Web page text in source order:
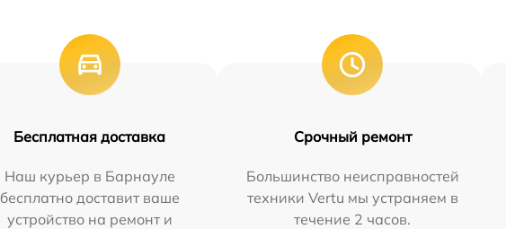
Бесплатная доставка
Наш курьер в Барнауле
бесплатно доставит ваше
устройство на ремонт и
Срочный ремонт
Большинство неисправностей
техники Vertu мы устраняем в
течение 2 часов.